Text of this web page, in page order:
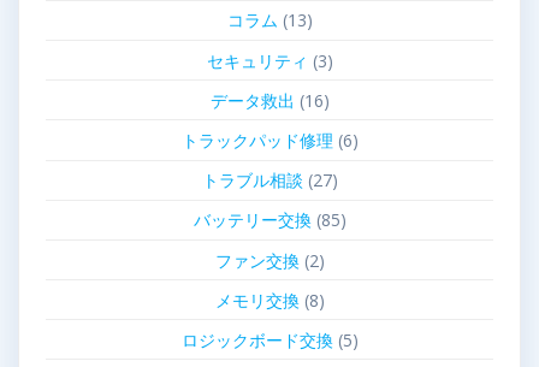
コラム (13)
セキュリティ (3)
データ救出 (16)
トラックパッド修理 (6)
トラブル相談 (27)
バッテリー交換(85)
ファン交換(2)
メモリ交換(8)
ロジックボード交換(5)